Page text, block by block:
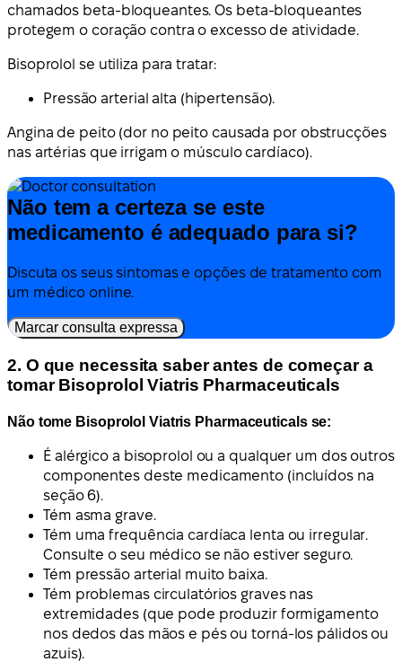
chamados beta-bloqueantes. Os beta-bloqueantes
protegem o coração contra o excesso de atividade.
Bisoprolol se utiliza para tratar:
Pressão arterial alta (hipertensão).
Angina de peito (dor no peito causada por obstrucções
nas artérias que irrigam o músculo cardíaco).
Não tem a certeza se este
medicamento é adequado para si?
Discuta os seus sintomas e opções de tratamento com
um médico online.
Marcar consulta expressa
2. O que necessita saber antes de começar a
tomar Bisoprolol Viatris Pharmaceuticals
Não tome Bisoprolol Viatris Pharmaceuticals se:
É alérgico a bisoprolol ou a qualquer um dos outros
componentes deste medicamento (incluídos na
seção 6).
Tém asma grave.
Tém uma frequência cardíaca lenta ou irregular.
Consulte o seu médico se não estiver seguro.
Tém pressão arterial muito baixa.
Tém problemas circulatórios graves nas
extremidades (que pode produzir formigamento
nos dedos das mãos e pés ou torná-los pálidos ou
azuis).